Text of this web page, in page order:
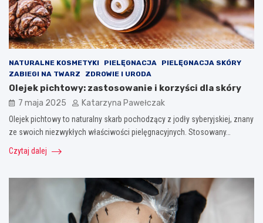
NATURALNE KOSMETYKI PIELĘGNACJA
PIELĘGNACJA SKÓRY
ZABIEGI NA TWARZ
ZDROWIE I URODA
Olejek pichtowy: zastosowanie i korzyści dla skóry
7 maja 2025 Katarzyna Pawełczak
Olejek pichtowy to naturalny skarb pochodzący z jodły syberyjskiej, znany
ze swoich niezwykłych właściwości pielęgnacyjnych. Stosowany…
Czytaj dalej